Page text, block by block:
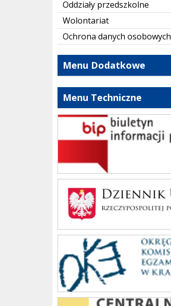
Oddziały przedszkolne
Wolontariat
Ochrona danych osobowych
Menu Dodatkowe
Menu Techniczne
bip szkoły
Dziennik Polski
oke_krakow
cke